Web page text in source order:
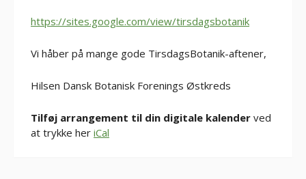
https://sites.google.com/view/tirsdagsbotanik
Vi håber på mange gode TirsdagsBotanik-aftener,
Hilsen Dansk Botanisk Forenings Østkreds
Tilføj arrangement til din digitale kalender ved
at trykke her iCal